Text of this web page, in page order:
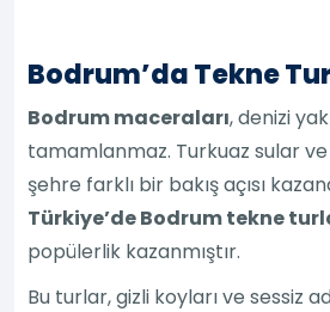
Bodrum’da Tekne
Bodrum maceraları, denizi
tamamlanmaz. Turkuaz sular ve
şehre farklı bir bakış açısı
Türkiye’de Bodrum tekne
popülerlik kazanmıştır.
Bu turlar, gizli koyları ve sessiz